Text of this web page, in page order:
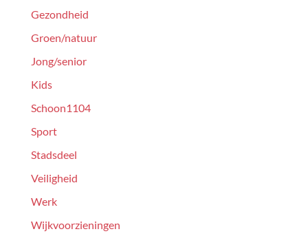
Gezondheid
Groen/natuur
Jong/senior
Kids
Schoon1104
Sport
Stadsdeel
Veiligheid
Werk
Wijkvoorzieningen